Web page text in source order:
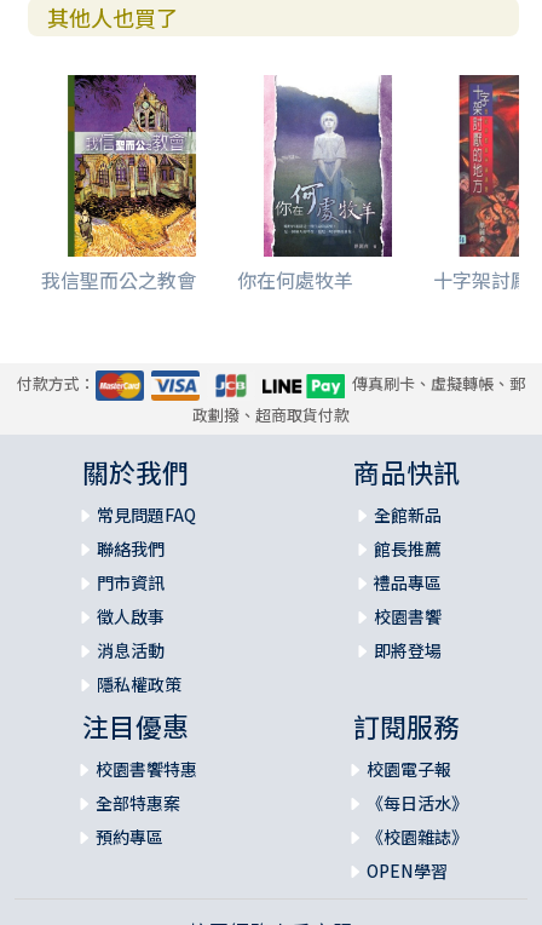
其他人也買了
我信聖而公之教會 你在何處牧羊 十字架討厭
付款方式：
傳真刷卡、虛擬轉帳、郵
政劃撥、超商取貨付款
關於我們
常見問題FAQ
聯絡我們
門市資訊
徵人啟事
消息活動
隱私權政策
商品快訊
全館新品
館長推薦
禮品專區
校園書饗
即將登場
注目優惠
校園書饗特惠
全部特惠案
預約專區
訂閱服務
校園電子報
《每日活水》
《校園雜誌》
OPEN學習